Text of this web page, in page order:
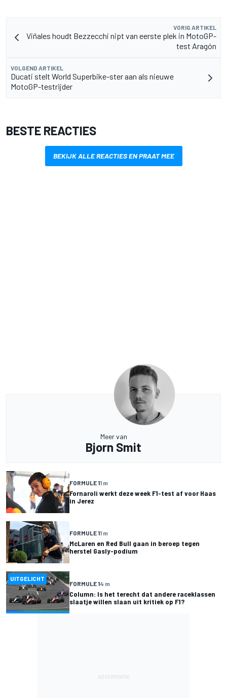
VORIG ARTIKEL
Viñales houdt Bezzecchi nipt van eerste plek in MotoGP-
test Aragón
VOLGEND ARTIKEL
Ducati stelt World Superbike-ster aan als nieuwe
MotoGP-testrijder
BESTE REACTIES
BEKIJK ALLE REACTIES EN PRAAT MEE
Meer van
Bjorn Smit
FORMULE 11 m
Fornaroli werkt deze week F1-test af voor Haas
in Jerez
FORMULE 11 m
McLaren en Red Bull gaan in beroep tegen
herstel Gasly-podium
UITGELICHT
FORMULE 14 m
Column: Is het terecht dat andere raceklassen
slaatje willen slaan uit kritiek op F1?